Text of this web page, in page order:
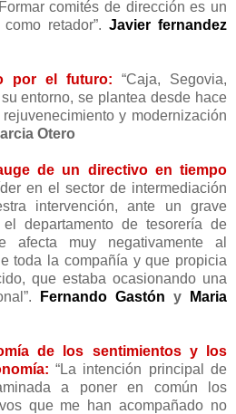
comités de dirección es un
retador”. Javier fernandez
por el futuro: “Caja, Segovia,
entorno, se plantea desde hace
y modernización
Otero
de un directivo en tiempo
en el sector de intermediación
intervención, ante un grave
departamento de tesorería de
afecta muy negativamente al
toda la compañía y que propicia
que estaba ocasionando una
Fernando Gastón y
Maria
de los sentimientos y los
“La intención principal de
a poner en común los
que me han acompañado no